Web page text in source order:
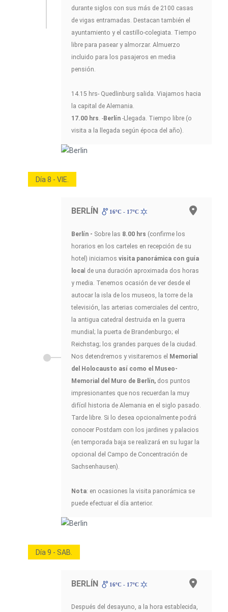
durante siglos con sus más de 2100 casas
de vigas entramadas. Destacan también el
ayuntamiento y el castillo-colegiata. Tiempo
libre para pasear y almorzar. Almuerzo
incluido para los pasajeros en media
pensión.
14.15 hrs- Quedlinburg salida. Viajamos hacia
la capital de Alemania.
17.00 hrs . -Berlín -Llegada. Tiempo libre (o
visita a la llegada según época del año).
Día 8 - VIE.
BERLÍN 16ºC - 17ºC
Berlín - Sobre las 8.00 hrs (confirme los
horarios en los carteles en recepción de su
hotel) iniciamos visita panorámica con guía
loca l de una duración aproximada dos horas
y media. Tenemos ocasión de ver desde el
autocar la isla de los museos, la torre de la
televisión, las arterias comerciales del centro,
la antigua catedral destruida en la guerra
mundial; la puerta de Brandenburgo; el
Reichstag; los grandes parques de la ciudad.
Nos detendremos y visitaremos el Memorial
del Holocausto así como el Museo-
Memorial del Muro de Berlín, dos puntos
impresionantes que nos recuerdan la muy
difícil historia de Alemania en el siglo pasado.
Tarde libre. Si lo desea opcionalmente podrá
conocer Postdam con los jardines y palacios
(en temporada baja se realizará en su lugar la
opcional del Campo de Concentración de
Sachsenhausen).
Nota: en ocasiones la visita panorámica se
puede efectuar el día anterior.
Día 9 - SAB.
BERLÍN 16ºC - 17ºC
Después del desayuno, a la hora establecida,